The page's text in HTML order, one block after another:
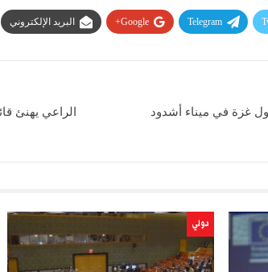
Telegram
Google+ البريد الإلكتروني
غزة في ميناء أشدود
دولي